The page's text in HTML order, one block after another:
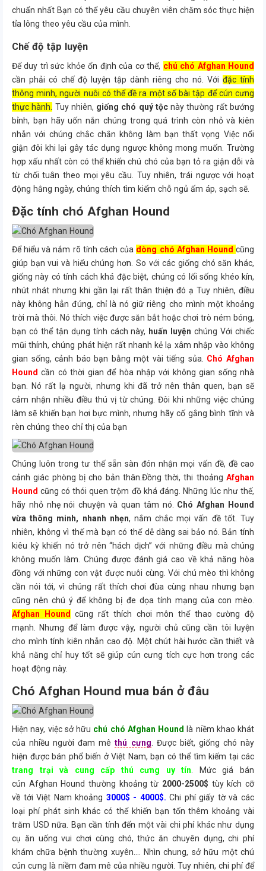
chuẩn nhất Bạn có thể yêu cầu chuyên viên chăm sóc thực hiện
tỉa lông theo yêu cầu của mình.
Chế độ tập luyện
Để duy trì sức khỏe ổn định của cơ thể, chú chó Afghan Hound
cần phải có chế độ luyện tập dành riêng cho nó. Với đặc tính
thông minh, người nuôi có thể đề ra một số bài tập để cún cưng
thực hành. Tuy nhiên, giống chó quý tộcnày thường rất bướng
bỉnh, bạn hãy uốn nắn chúng trong quá trình còn nhỏ và kiên
nhẫn với chúng chắc chắn không làm bạn thất vọng Việc nổi
giận đôi khi lại gây tác dụng ngược không mong muốn. Trường
hợp xấu nhất còn có thể khiến chú chó của bạn tỏ ra giận dỗi và
từ chối tuân theo mọi yêu cầu. Tuy nhiên, trái ngược với hoạt
động hằng ngày, chúng thích tìm kiếm chỗ ngủ ấm áp, sạch sẽ.
Đặc tính chó Afghan Hound
Để hiểu và nắm rõ tính cách của dòng chó Afghan Houndcũng
giúp bạn vui và hiểu chúng hơn. So với các giống chó săn khác,
giống này có tính cách khá đặc biệt, chúng có lối sống khéo kín,
nhút nhát nhưng khi gần lại rất thân thiện đó ạ Tuy nhiên, điều
này không hẳn đúng, chỉ là nó giữ riêng cho mình một khoảng
trời mà thôi. Nó thích việc được săn bắt hoặc chơi trò ném bóng,
bạn có thể tận dụng tính cách này, huấn luyện chúng Với chiếc
mũi thính, chúng phát hiện rất nhanh kẻ lạ xâm nhập vào không
gian sống, cảnh báo bạn bằng một vài tiếng sủa. Chó Afghan
Hound cần có thời gian để hòa nhập với không gian sống nhà
bạn. Nó rất lạ người, nhưng khi đã trở nên thân quen, bạn sẽ
cảm nhận nhiều điều thú vị từ chúng. Đôi khi những việc chúng
làm sẽ khiến bạn hơi bực mình, nhưng hãy cố gắng bình tĩnh và
rèn chúng theo chỉ thị của bạn
Chúng luôn trong tư thế sẵn sàn đón nhận mọi vấn đề, đề cao
cảnh giác phòng bị cho bản thân.Đồng thời, thi thoảng Afghan
Houndcũng có thói quen trộm đồ khá đáng. Những lúc như thế,
hãy nhỏ nhẹ nói chuyện và quan tâm nó. Chó Afghan Hound
vừa thông minh, nhanh nhẹn, nắm chắc mọi vấn đề tốt. Tuy
nhiên, không vì thế mà bạn có thể dễ dàng sai bảo nó. Bản tính
kiêu kỳ khiến nó trở nên “hách dịch” với những điều mà chúng
không muốn làm. Chúng được đánh giá cao về khả năng hòa
đồng với những con vật được nuôi cùng. Với chú mèo thì không
cần nói tới, vì chúng rất thích chơi đùa cùng nhau nhưng bạn
cũng nên chú ý để không bị đe dọa tính mạng của con mèo.
Afghan Hound
cũng rất thích chơi môn thể thao cường độ
mạnh. Nhưng để làm được vậy, người chủ cũng cần tôi luyện
cho mình tính kiên nhẫn cao độ. Một chút hài hước cần thiết và
khả năng chỉ huy tốt sẽ giúp cún cưng tích cực hơn trong các
hoạt động này.
Chó Afghan Hound mua bán ở đâu
Hiện nay, việc sở hữu chú chó Afghan Hound
là niềm khao khát
của nhiều người đam mêthú cưng . Được biết, giống chó này
hiện được bán phổ biến ở Việt Nam, bạn có thể tìm kiếm tại các
trang trại và cung cấp thú cưng uy tín . Mức giá bán
cún Afghan Hound thường khoảng từ 2000-2500$ tùy kích cỡ
về tới Việt Nam khoảng 3000$ - 4000$. Chi phí giấy tờ và các
loại phí phát sinh khác có thể khiến bạn tốn thêm khoảng vài
trăm USD nữa. Bạn cần tính đến một vài chi phí khác như dụng
cụ ăn uống vui chơi cùng chó, thức ăn chuyên dụng, chi phí
khám chữa bệnh thường xuyên…. Nhìn chung, sở hữu một chú
cún cưng là niềm đam mê của nhiều người. Tuy nhiên, chi phí để